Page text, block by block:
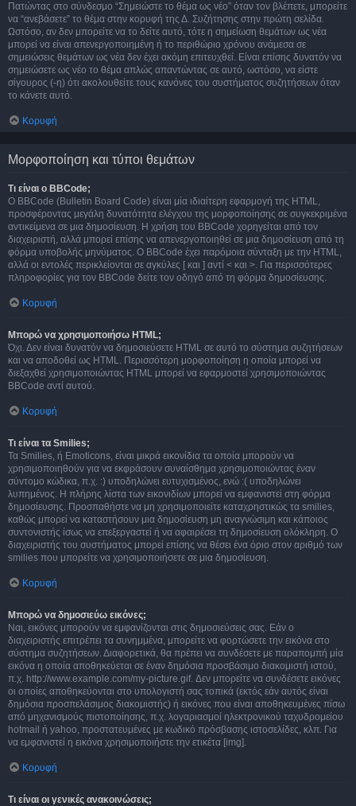
Πατώντας στο σύνδεσμο “Σημειώστε το θέμα ως νέο” όταν τον βλέπετε, μπορείτε
να “ανεβάσετε” το θέμα στην κορυφή της Δ. Συζήτησης στην πρώτη σελίδα.
Ωστόσο, αν δεν μπορείτε να το δείτε αυτό, τότε η σημείωση θεμάτων ως νέα
μπορεί να είναι απενεργοποιημένη ή το περιθώριο χρόνου ανάμεσα σε
σημειώσεις θεμάτων ως νέα δεν έχει ακόμη επιτευχθεί. Είναι επίσης δυνατόν να
σημειώσετε ως νέο το θέμα απλώς απαντώντας σε αυτό, ωστόσο, να είστε
σίγουρος (-η) ότι ακολουθείτε τους κανόνες του συστήματος συζητήσεων όταν
το κάνετε αυτό.
Κορυφή
Μορφοποίηση και τύποι θεμάτων
Τι είναι ο BBCode;
Ο BBCode (Bulletin Board Code) είναι μία ιδιαίτερη εφαρμογή της HTML,
προσφέροντας μεγάλη δυνατότητα ελέγχου της μορφοποίησης σε συγκεκριμένα
αντικείμενα σε μια δημοσίευση. Η χρήση του BBCode χορηγείται από τον
διαχειριστή, αλλά μπορεί επίσης να απενεργοποιηθεί σε μια δημοσίευση από τη
φόρμα υποβολής μηνύματος. Ο BBCode έχει παρόμοια σύνταξη με την HTML,
αλλά οι εντολές περικλείονται σε αγκύλες [ και ] αντί < και >. Για περισσότερες
πληροφορίες για τον BBCode δείτε τον οδηγό από τη φόρμα δημοσίευσης.
Κορυφή
Μπορώ να χρησιμοποιήσω HTML;
Όχι. Δεν είναι δυνατόν να δημοσιεύσετε HTML σε αυτό το σύστημα συζητήσεων
και να αποδοθεί ως HTML. Περισσότερη μορφοποίηση η οποία μπορεί να
διεξαχθεί χρησιμοποιώντας HTML μπορεί να εφαρμοστεί χρησιμοποιώντας
BBCode αντί αυτού.
Κορυφή
Τι είναι τα Smilies;
Τα Smilies, ή Emoticons, είναι μικρά εικονίδια τα οποία μπορούν να
χρησιμοποιηθούν για να εκφράσουν συναίσθημα χρησιμοποιώντας έναν
σύντομο κώδικα, π.χ. :) υποδηλώνει ευτυχισμένος, ενώ :( υποδηλώνει
λυπημένος. Η πλήρης λίστα των εικονιδίων μπορεί να εμφανιστεί στη φόρμα
δημοσίευσης. Προσπαθήστε να μη χρησιμοποιείτε καταχρηστικώς τα smilies,
καθώς μπορεί να καταστήσουν μια δημοσίευση μη αναγνώσιμη και κάποιος
συντονιστής ίσως να επεξεργαστεί ή να αφαιρέσει τη δημοσίευση ολόκληρη. Ο
διαχειριστής του συστήματος μπορεί επίσης να θέσει ένα όριο στον αριθμό των
smilies που μπορείτε να χρησιμοποιήσετε σε μια δημοσίευση.
Κορυφή
Μπορώ να δημοσιεύω εικόνες;
Ναι, εικόνες μπορούν να εμφανίζονται στις δημοσιεύσεις σας. Εάν ο
διαχειριστής επιτρέπει τα συνημμένα, μπορείτε να φορτώσετε την εικόνα στο
σύστημα συζητήσεων. Διαφορετικά, θα πρέπει να συνδέσετε με παραπομπή μία
εικόνα η οποία αποθηκεύεται σε έναν δημόσια προσβάσιμο διακομιστή ιστού,
π.χ. http://www.example.com/my-picture.gif. Δεν μπορείτε να συνδέσετε εικόνες
οι οποίες αποθηκεύονται στο υπολογιστή σας τοπικά (εκτός εάν αυτός είναι
δημόσια προσπελάσιμος διακομιστής) ή εικόνες που είναι αποθηκευμένες πίσω
από μηχανισμούς πιστοποίησης, π.χ. λογαριασμοί ηλεκτρονικού ταχυδρομείου
hotmail ή yahoo, προστατευμένες με κωδικό πρόσβασης ιστοσελίδες, κλπ. Για
να εμφανιστεί η εικόνα χρησιμοποιήστε την ετικέτα [img].
Κορυφή
Τι είναι οι γενικές ανακοινώσεις;